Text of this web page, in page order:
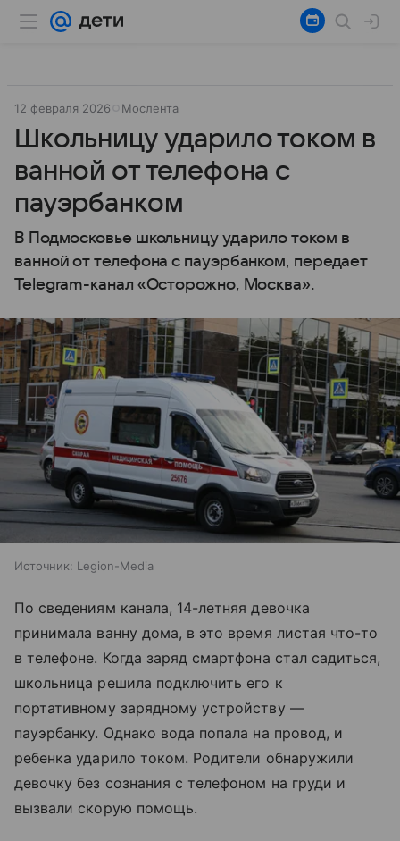
12 февраля 2026 Мослента
Школьницу ударило током в
ванной от телефона с
пауэрбанком
В Подмосковье школьницу ударило током в
ванной от телефона с пауэрбанком, передает
Telegram-канал «Осторожно, Москва».
Источник: Legion-Media
По сведениям канала, 14-летняя девочка
принимала ванну дома, в это время листая что-то
в телефоне. Когда заряд смартфона стал садиться,
школьница решила подключить его к
портативному зарядному устройству —
пауэрбанку. Однако вода попала на провод, и
ребенка ударило током. Родители обнаружили
девочку без сознания с телефоном на груди и
вызвали скорую помощь.